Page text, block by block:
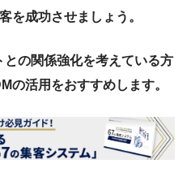
を成功させましょう。
の関係強化を考えている方
の活用をおすすめします。